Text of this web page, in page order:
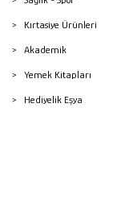
Kırtasiye Ürünleri
Akademik
Yemek Kitapları
Hediyelik Eşya